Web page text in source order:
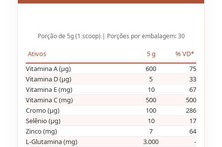
Porção de 5g (1 scoop) | Porções por embalagem: 30
Ativos 5 g
% VD*
Vitamina A (μg)
600
75
Vitamina D (μg)
5
33
Vitamina E (mg)
10
67
Vitamina C (mg)
500
500
Cromo (μg)
100
286
Selênio (μg)
10
17
Zinco (mg)
7
64
L-Glutamina (mg)
3.000
-